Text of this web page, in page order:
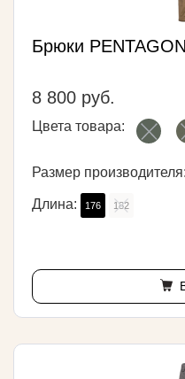
Брюки
8 800 руб.
Цвета товара:
Размер производителя:
Длина: 176 182